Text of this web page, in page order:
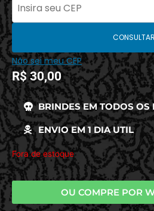
CONSULTAR
Não sei meu CEP
R$30,00
BRINDES EM TODOS OS
ENVIO EM 1 DIA UTIL
Fora de estoque
OU COMPRE POR